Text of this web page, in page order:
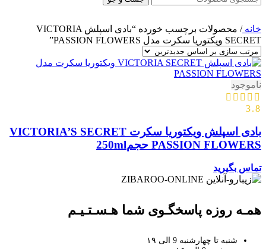
خانه/
محصولات برچسب خورده “بادی اسپلش VICTORIA
SECRET ویکتوریا سکرت مدل PASSION FLOWERS”
ناموجود
3.8
بادی اسپلش ویکتوریا سکرت VICTORIA’S SECRET
PASSION FLOWERS حجم250ml
تماس بگیرید
همـه روزه پاسخگـوی شما هـسـتـیـم
شنبه تا چهارشنبه 9 الی ۱۹